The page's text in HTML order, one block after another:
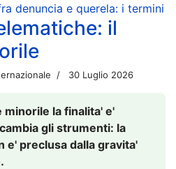
denuncia e querela: i termini
il
30 Luglio 2026
minorile la finalita' e'
gli strumenti: la
e' preclusa dalla gravita'